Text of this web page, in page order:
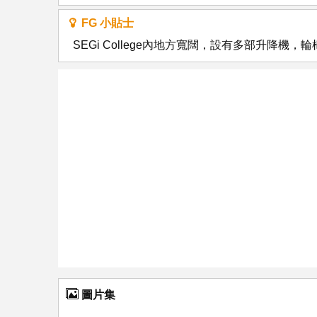
FG 小貼士
SEGi College內地方寬闊，設有多部升降機，輪
圖片集